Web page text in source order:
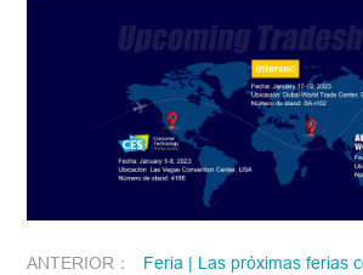
ANTERIOR：
Feria | Las próximas ferias